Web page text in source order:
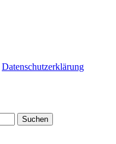
Datenschutzerklärung
Suchen